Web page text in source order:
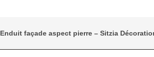
Enduit façade aspect pierre – Sitzia